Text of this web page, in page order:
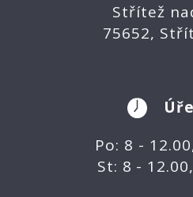
Střítež
75652,
Po: 8 -
St: 8 -